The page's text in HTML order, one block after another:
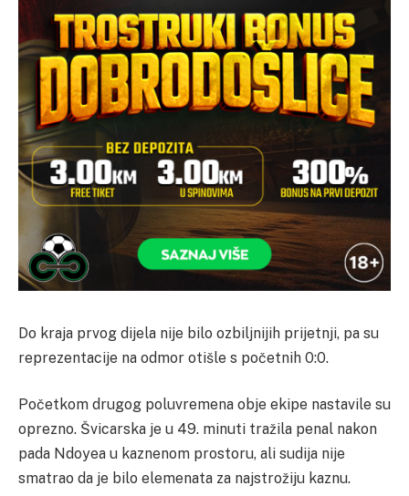
Do kraja prvog dijela nije bilo ozbiljnijih prijetnji, pa su
reprezentacije na odmor otišle s početnih 0:0.
Početkom drugog poluvremena obje ekipe nastavile su
oprezno. Švicarska je u 49. minuti tražila penal nakon
pada Ndoyea u kaznenom prostoru, ali sudija nije
smatrao da je bilo elemenata za najstrožiju kaznu.